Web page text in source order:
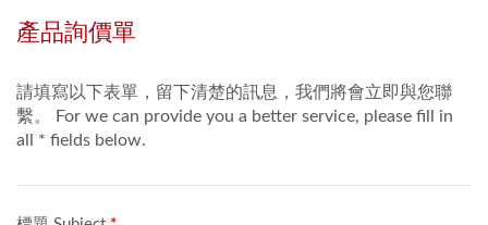
当客人来到店里，可以
餐，点餐项目会传送到
餐听内场，使得工作人
员可以更有效率的接单